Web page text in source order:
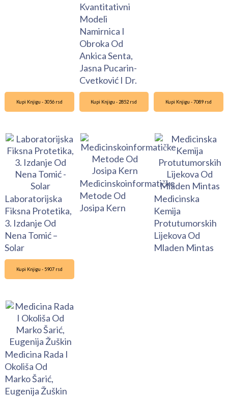
Kvantitativni
Modeli
Namirnica I
Obroka Od
Ankica Senta,
Jasna Pucarin-
Cvetković I Dr.
Kupi Knjigu - 3056 rsd
Laboratorijska
Fiksna Protetika,
3. Izdanje Od
Nena Tomić –
Solar
Kupi Knjigu - 2852 rsd
Medicinskoinformatičke
Metode Od
Josipa Kern
Kupi Knjigu - 7089 rsd
Medicinska
Kemija
Protutumorskih
Lijekova Od
Mladen Mintas
Kupi Knjigu - 5907 rsd
Medicina Rada I
Okoliša Od
Marko Šarić,
Eugenija Žuškin